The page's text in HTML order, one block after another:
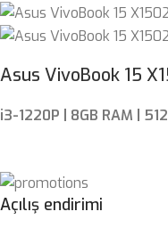
Asus VivoBook 15
i3-1220P | 8GB RAM |
Açılış endirimi